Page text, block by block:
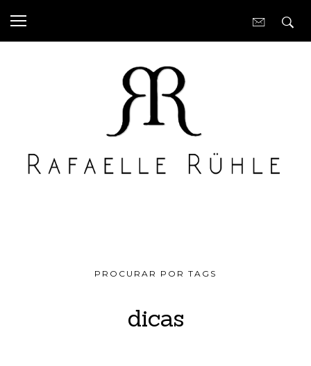
PROCURAR POR TAGS
dicas